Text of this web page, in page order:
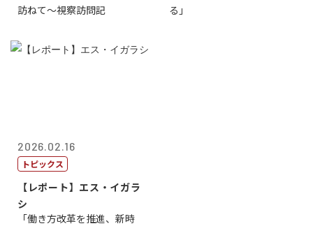
訪ねて～視察訪問記
る」
2026.02.16
トピックス
【レポート】エス・イガラ
シ
「働き方改革を推進、新時